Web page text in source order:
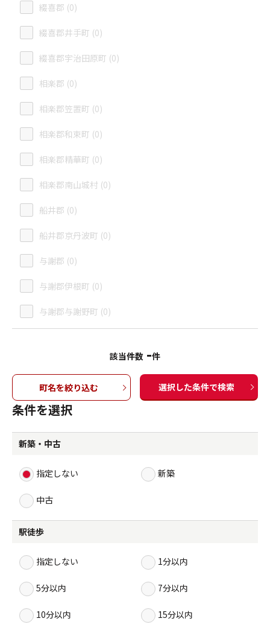
綴喜郡 (0)
綴喜郡井手町 (0)
綴喜郡宇治田原町 (0)
相楽郡 (0)
相楽郡笠置町 (0)
相楽郡和束町 (0)
相楽郡精華町 (0)
相楽郡南山城村 (0)
船井郡 (0)
船井郡京丹波町 (0)
与謝郡 (0)
与謝郡伊根町 (0)
与謝郡与謝野町 (0)
該当件数 -件
町名を絞り込む 選択した条件で検索
条件を選択
新築・中古
指定しない 新築
中古
駅徒歩
指定しない 1分以内
5分以内 7分以内
10分以内 15分以内